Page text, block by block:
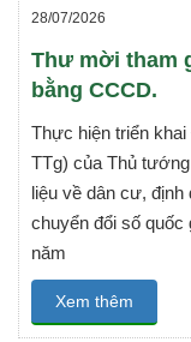
28/07/2026
Thư mời tham
bằng CCCD.
Thực hiện triển
TTg) của Thủ
liệu về dân cư,
chuyển đổi số quốc
năm
Xem thêm